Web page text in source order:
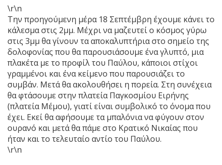
\r\n
Την προηγούμενη μέρα 18 Σεπτέμβρη έχουμε κάνει το
κάλεσμα στις 2μμ. Μέχρι να μαζευτεί ο κόσμος γύρω
στις 3μμ θα γίνουν τα αποκαλυπτήρια στο σημείο της
δολοφονίας που θα παρουσιάσουμε ένα γλυπτό, μια
πλακέτα με το προφίλ του Παύλου, κάποιοι στίχοι
γραμμένοι και ένα κείμενο που παρουσιάζει το
συμβάν. Μετά θα ακολουθήσει η πορεία. Στη συνέχεια
θα φτάσουμε στην πλατεία Παγκοσμίου Ειρήνης
(πλατεία Μέμου), γιατί είναι συμβολικό το όνομα που
έχει. Εκεί θα αφήσουμε τα μπαλόνια να φύγουν στον
ουρανό και μετά θα πάμε στο Κρατικό Νικαίας που
ήταν και το τελευταίο αντίο του Παύλου.
\r\n